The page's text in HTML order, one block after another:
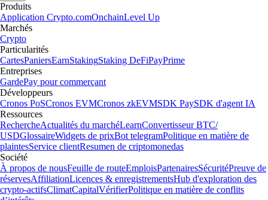
Produits
Application Crypto.comOnchainLevel Up
Marchés
Crypto
Particularités
CartesPaniersEarnStakingStaking DeFiPayPrime
Entreprises
GardePay pour commerçant
Développeurs
Cronos PoSCronos EVMCronos zkEVMSDK PaySDK d'agent IA
Ressources
RechercheActualités du marchéLearnConvertisseur BTC/
USDGlossaireWidgets de prixBot telegramPolitique en matière de
plaintesService clientResumen de criptomonedas
Société
À propos de nousFeuille de routeEmploisPartenairesSécuritéPreuve de
réservesAffiliationLicences & enregistrementsHub d'exploration des
crypto-actifsClimatCapitalVérifierPolitique en matière de conflits